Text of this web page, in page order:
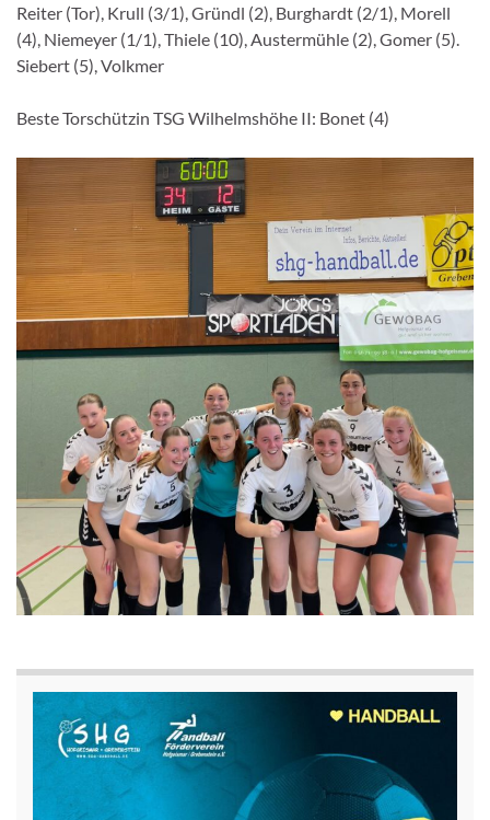
Reiter (Tor), Krull (3/1), Gründl (2), Burghardt (2/1), Morell
(4), Niemeyer (1/1), Thiele (10), Austermühle (2), Gomer (5).
Siebert (5), Volkmer
Beste Torschützin TSG Wilhelmshöhe II: Bonet (4)